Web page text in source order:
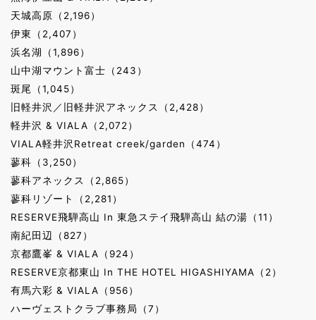
天城高原（2,196）
伊東（2,407）
浜名湖（1,896）
山中湖マウント富士（243）
斑尾（1,045）
旧軽井沢／旧軽井沢アネックス（2,428）
軽井沢 & VIALA（2,072）
VIALA軽井沢Retreat creek/garden（474）
蓼科（3,250）
蓼科アネックス（2,865）
蓼科リゾート（2,281）
RESERVE飛騨高山 In 東急ステイ飛騨高山 結の湯（11）
南紀田辺（827）
京都鷹峯 & VIALA（924）
RESERVE京都東山 In THE HOTEL HIGASHIYAMA（2）
有馬六彩 & VIALA（956）
ハーヴェストクラブ事務局（7）